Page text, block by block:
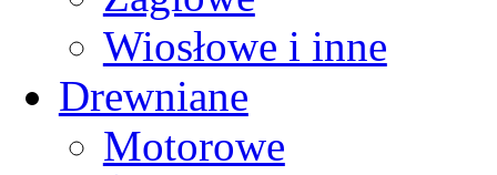
Wiosłowe i inne
Drewniane
Motorowe